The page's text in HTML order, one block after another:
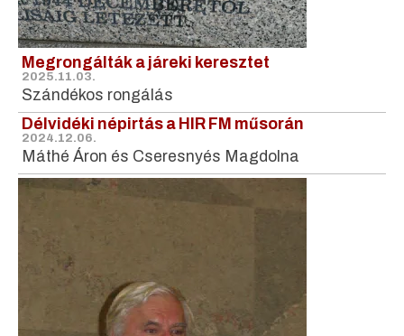
Megrongálták a járeki keresztet
2025.11.03.
Szándékos rongálás
Délvidéki népirtás a HIR FM műsorán
2024.12.06.
Máthé Áron és Cseresnyés Magdolna